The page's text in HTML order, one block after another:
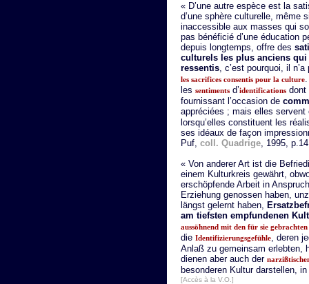
« D’une autre espèce est la
d’une sphère culturelle, même
inaccessible aux masses qui
pas bénéficié d’une éducation
depuis longtemps, offre des
culturels les plus anciens
ressentis, c’est pourquoi, il
les sacrifices consentis pour la culture
les sentiments d’identifications dont
fournissant l’occasion de
appréciées ; mais elles
lorsqu’elles constituent les
ses idéaux de façon
Puf, coll. Quadrige, 1995,
« Von anderer Art ist die
einem Kulturkreis gewährt,
erschöpfende Arbeit in
Erziehung genossen haben,
längst gelernt haben,
am tiefsten empfundenen
aussöhnend mit den für sie
die Identifizierungsgefühle, deren
Anlaß zu gemeinsam erlebten,
dienen aber auch der
besonderen Kultur darstellen,
[Accès à la V.O.]